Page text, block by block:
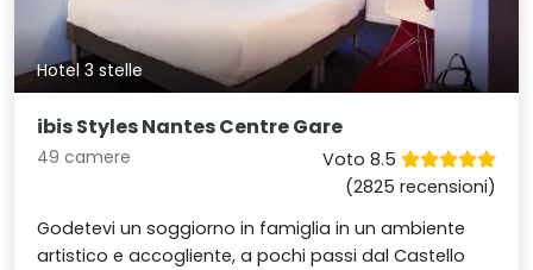
Hotel 3 stelle
ibis Styles Nantes Centre Gare
49 camere
Voto 8.5
(2825 recensioni)
Godetevi un soggiorno in famiglia in un ambiente
artistico e accogliente, a pochi passi dal Castello